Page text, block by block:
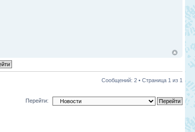
Сообщений: 2 • Страница 1 из 1
Перейти: